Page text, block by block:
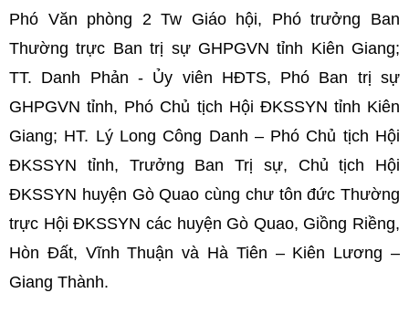
Phó Văn phòng 2 Tw Giáo hội, Phó trưởng Ban
Thường trực Ban trị sự GHPGVN tỉnh Kiên Giang;
TT. Danh Phản - Ủy viên HĐTS, Phó Ban trị sự
GHPGVN tỉnh, Phó Chủ tịch Hội ĐKSSYN tỉnh Kiên
Giang; HT. Lý Long Công Danh – Phó Chủ tịch Hội
ĐKSSYN tỉnh, Trưởng Ban Trị sự, Chủ tịch Hội
ĐKSSYN huyện Gò Quao cùng chư tôn đức Thường
trực Hội ĐKSSYN các huyện Gò Quao, Giồng Riềng,
Hòn Đất, Vĩnh Thuận và Hà Tiên – Kiên Lương –
Giang Thành.